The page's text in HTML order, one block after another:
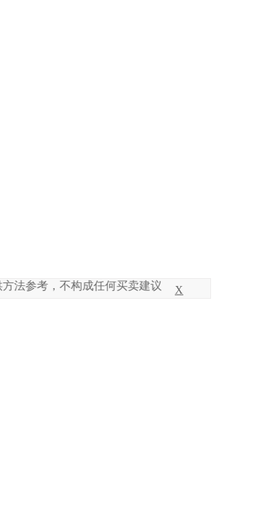
构成任何买卖建议，投资风险自负！本人及平台不
X